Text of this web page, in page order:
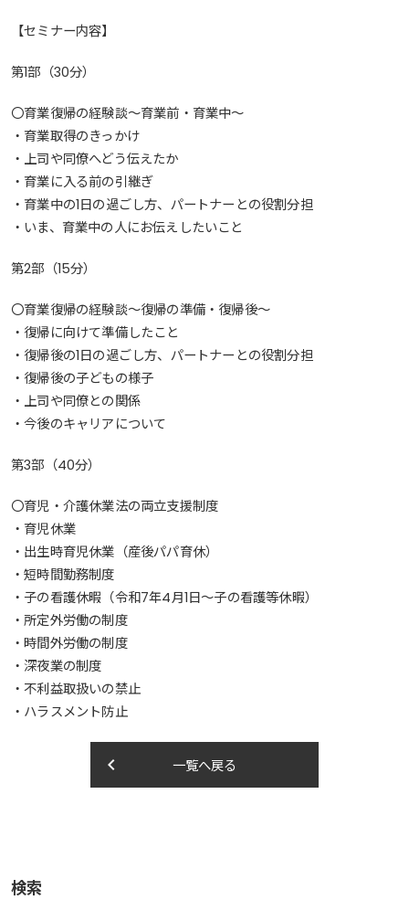
【セミナー内容】
第1部（30分）
〇育業復帰の経験談～育業前・育業中～
・育業取得のきっかけ
・上司や同僚へどう伝えたか
・育業に入る前の引継ぎ
・育業中の1日の過ごし方、パートナーとの役割分担
・いま、育業中の人にお伝えしたいこと
第2部（15分）
〇育業復帰の経験談～復帰の準備・復帰後～
・復帰に向けて準備したこと
・復帰後の1日の過ごし方、パートナーとの役割分担
・復帰後の子どもの様子
・上司や同僚との関係
・今後のキャリアについて
第3部（40分）
〇育児・介護休業法の両立支援制度
・育児休業
・出生時育児休業（産後パパ育休）
・短時間勤務制度
・子の看護休暇（令和7年4月1日～子の看護等休暇）
・所定外労働の制度
・時間外労働の制度
・深夜業の制度
・不利益取扱いの禁止
・ハラスメント防止
一覧へ戻る
keyboard_arrow_left
検索